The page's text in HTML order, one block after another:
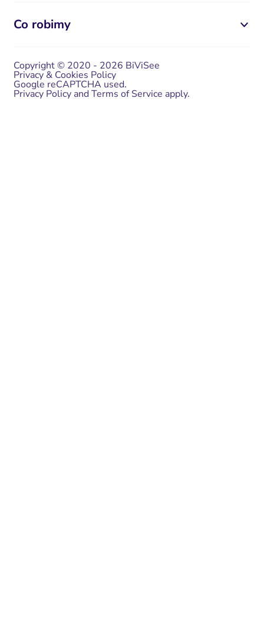
Co robimy
Copyright © 2020 - 2026 BiViSee
Privacy & Cookies Policy
Google reCAPTCHA used.
Privacy Policyand Terms of Service apply.